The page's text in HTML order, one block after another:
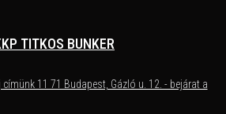
TITKOS BUNKER
címünk 11 71 Budapest, Gázló u. 12. - bejárat a